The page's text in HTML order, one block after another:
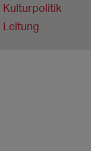
Kulturpolitik
Leitung